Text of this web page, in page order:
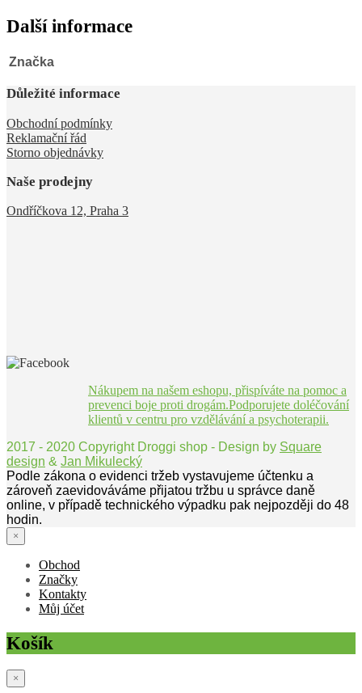
Další informace
Značka
Důležité informace
Obchodní podmínky
Reklamační řád
Storno objednávky
Naše prodejny
Ondříčkova 12, Praha 3
Nákupem na našem eshopu, přispíváte na pomoc a
prevenci boje proti drogám.Podporujete doléčování
klientů v centru pro vzdělávání a psychoterapii.
2017 - 2020 Copyright Droggi shop - Design by Square
design & Jan Mikulecký
Podle zákona o evidenci tržeb vystavujeme účtenku a
zároveň zaevidováváme přijatou tržbu u správce daně
online, v případě technického výpadku pak nejpozději do 48
hodin.
×
Obchod
Značky
Kontakty
Můj účet
Košík
×